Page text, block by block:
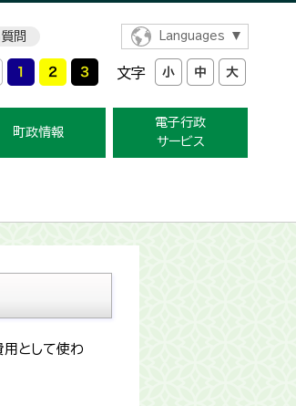
問 Languages
文字
町政情報
電子行政
サービス
として使わ